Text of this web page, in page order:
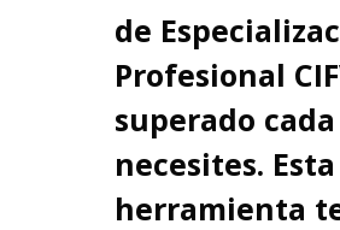
de
Profesional
superado
necesites. Esta
herramienta